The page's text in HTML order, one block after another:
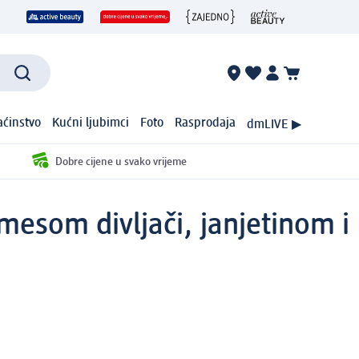
Kućni ljubimci Foto Rasprodaja dmLIVE ▶
Dobre cijene u svako vrijeme
divljači, janjetinom i